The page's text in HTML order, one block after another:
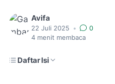
Avifa
22 Juli 2025 •
0
4 menit membaca
Daftar Isi